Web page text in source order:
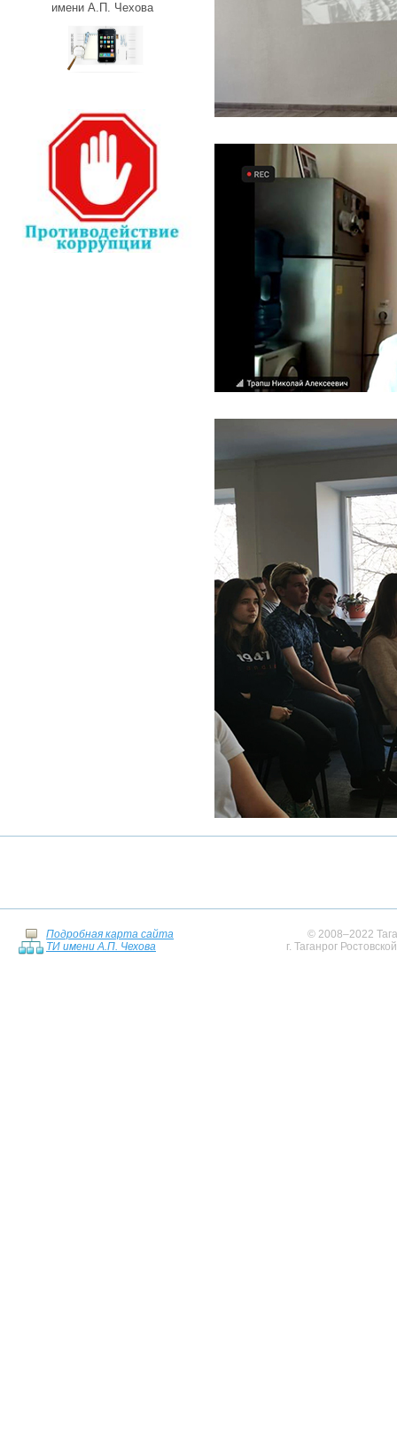
имени А.П. Чехова
Подробная карта сайта
ТИ имени А.П. Чехова
© 2008–2022
г. Таганрог